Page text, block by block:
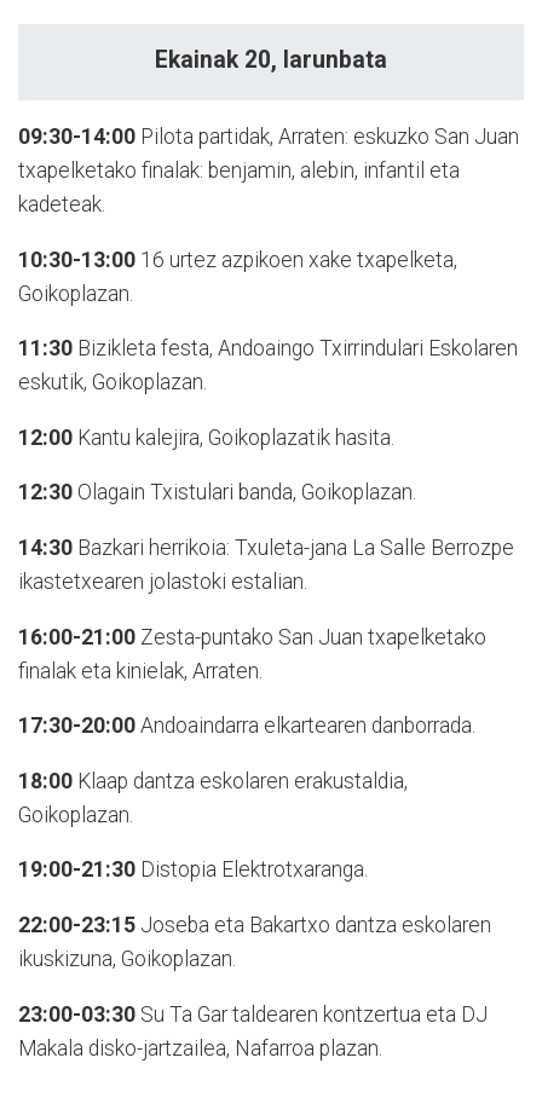
Ekainak 20, larunbata
09:30-14:00 Pilota partidak, Arraten: eskuzko San Juan
txapelketako finalak: benjamin, alebin, infantil eta
kadeteak.
10:30-13:00 16 urtez azpikoen xake txapelketa,
Goikoplazan.
11:30 Bizikleta festa, Andoaingo Txirrindulari Eskolaren
eskutik, Goikoplazan.
12:00 Kantu kalejira, Goikoplazatik hasita.
12:30 Olagain Txistulari banda, Goikoplazan.
14:30 Bazkari herrikoia: Txuleta-jana La Salle Berrozpe
ikastetxearen jolastoki estalian.
16:00-21:00 Zesta-puntako San Juan txapelketako
finalak eta kinielak, Arraten.
17:30-20:00 Andoaindarra elkartearen danborrada.
18:00 Klaap dantza eskolaren erakustaldia,
Goikoplazan.
19:00-21:30 Distopia Elektrotxaranga.
22:00-23:15 Joseba eta Bakartxo dantza eskolaren
ikuskizuna, Goikoplazan.
23:00-03:30 Su Ta Gar taldearen kontzertua eta DJ
Makala disko-jartzailea, Nafarroa plazan.